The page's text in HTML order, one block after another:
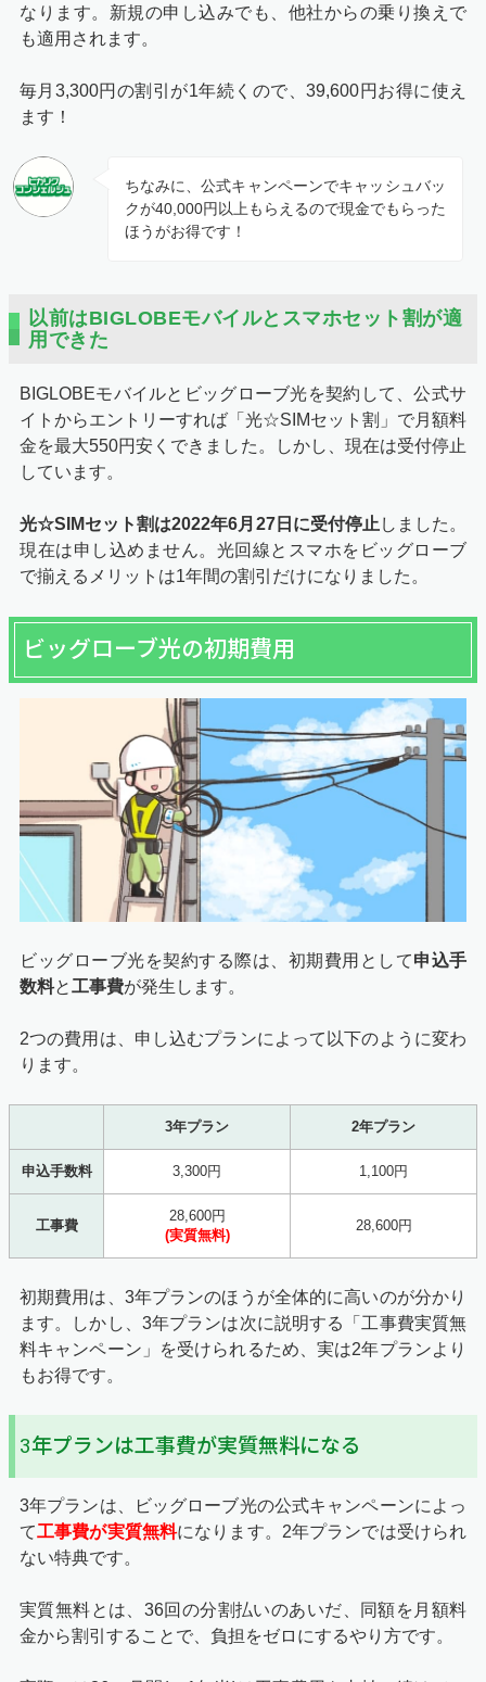
なります。新規の申し込みでも、他社からの乗り換えで
も適用されます。
毎月3,300円の割引が1年続くので、39,600円お得に使え
ます！
ちなみに、公式キャンペーンでキャッシュバッ
クが40,000円以上もらえるので現金でもらった
ほうがお得です！
以前はBIGLOBEモバイルとスマホセット割が適
用できた
BIGLOBEモバイルとビッグローブ光を契約して、公式サ
イトからエントリーすれば「光☆SIMセット割」で月額料
金を最大550円安くできました。しかし、現在は受付停止
しています。
光☆SIMセット割は2022年6月27日に受付停止 しました。
現在は申し込めません。光回線とスマホをビッグローブ
で揃えるメリットは1年間の割引だけになりました。
ビッグローブ光の初期費用
ビッグローブ光を契約する際は、初期費用として申込手
数料と工事費が発生します。
2つの費用は、申し込むプランによって以下のように変わ
ります。
3年プラン 2年プラン
申込手数料 3,300円 1,100円
工事費
28,600円
(実質無料)
28,600円
初期費用は、3年プランのほうが全体的に高いのが分かり
ます。しかし、3年プランは次に説明する「工事費実質無
料キャンペーン」を受けられるため、実は2年プランより
もお得です。
3年プランは工事費が実質無料になる
3年プランは、ビッグローブ光の公式キャンペーンによっ
て工事費が実質無料になります。2年プランでは受けられ
ない特典です。
実質無料とは、36回の分割払いのあいだ、同額を月額料
金から割引することで、負担をゼロにするやり方です。